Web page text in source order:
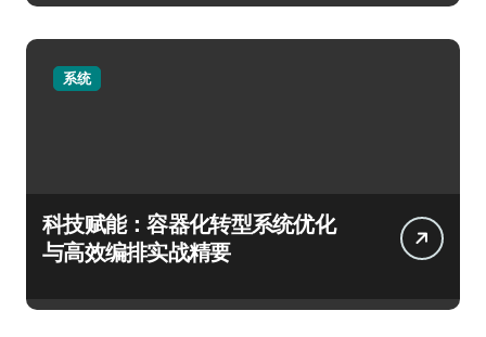
系统
科技赋能：容器化转型系统优化
与高效编排实战精要